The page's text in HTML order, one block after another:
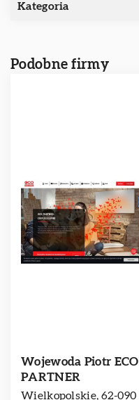
Kategoria
Podobne firmy
Wojewoda Piotr ECO
PARTNER
Wielkopolskie, 62-090